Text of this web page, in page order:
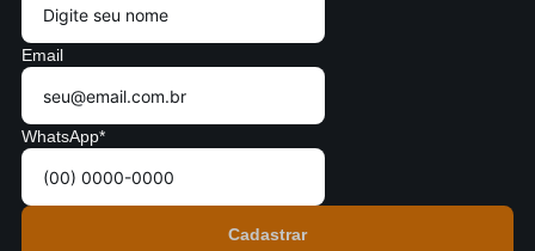
Email
WhatsApp*